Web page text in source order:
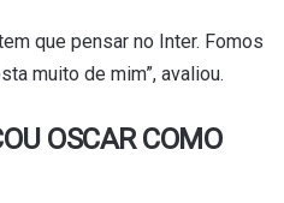
que pensar no Inter. Fomos
muito de mim”, avaliou.
OSCAR COMO